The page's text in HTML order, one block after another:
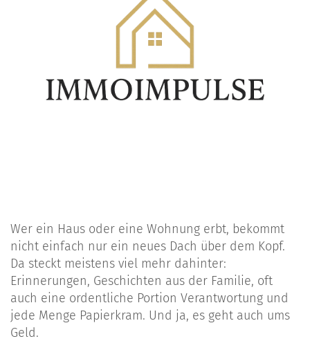
Wer ein Haus oder eine Wohnung erbt, bekommt
nicht einfach nur ein neues Dach über dem Kopf.
Da steckt meistens viel mehr dahinter:
Erinnerungen, Geschichten aus der Familie, oft
auch eine ordentliche Portion Verantwortung und
jede Menge Papierkram. Und ja, es geht auch ums
Geld.